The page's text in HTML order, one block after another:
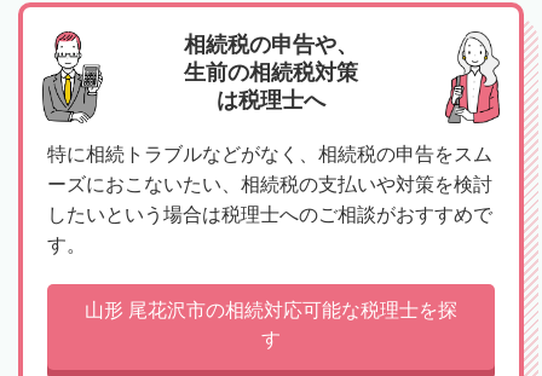
相続税の申告や、
生前の相続税対策
は税理士へ
特に相続トラブルなどがなく、相続税の申告をスム
ーズにおこないたい、相続税の支払いや対策を検討
したいという場合は税理士へのご相談がおすすめで
す。
山形 尾花沢市の相続対応可能な税理士を探
す